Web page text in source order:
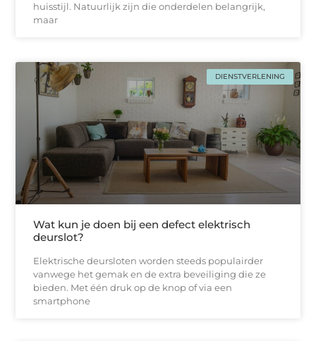
huisstijl. Natuurlijk zijn die onderdelen belangrijk,
maar
DIENSTVERLENING
Wat kun je doen bij een defect elektrisch
deurslot?
Elektrische deursloten worden steeds populairder
vanwege het gemak en de extra beveiliging die ze
bieden. Met één druk op de knop of via een
smartphone